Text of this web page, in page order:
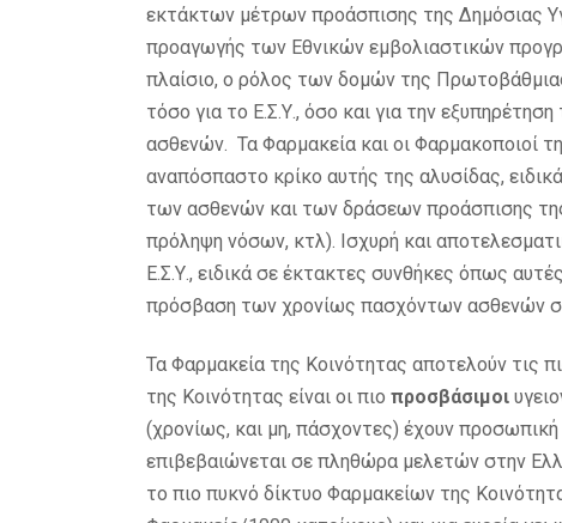
εκτάκτων μέτρων προάσπισης της Δημόσιας
προαγωγής των Εθνικών εμβολιαστικών
πλαίσιο, ο ρόλος των δομών της
τόσο για το Ε.Σ.Υ., όσο και για την
ασθενών. Τα Φαρμακεία και οι Φαρμακοποιοί
αναπόσπαστο κρίκο αυτής της αλυσίδας,
των ασθενών και των δράσεων προάσπισης
πρόληψη νόσων, κτλ). Ισχυρή και
Ε.Σ.Υ., ειδικά σε έκτακτες συνθήκες όπως
πρόσβαση των χρονίως πασχόντων ασθενών
Τα Φαρμακεία της Κοινότητας αποτελούν τις
της Κοινότητας είναι οι πιο προσβάσιμοι
(χρονίως, και μη, πάσχοντες) έχουν
επιβεβαιώνεται σε πληθώρα μελετών στην
το πιο πυκνό δίκτυο Φαρμακείων της